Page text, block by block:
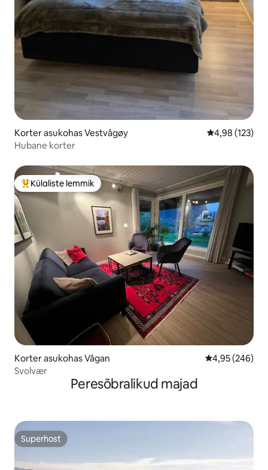
Korter asukohas Vestvågøy Keskmine
4,98 (123)
Hubane korter
Külaliste suur lemmik
Külaliste lemmik
Korter asukohas Vågan Keskmine
4,95 (246)
Svolvær
Peresõbralikud majad
Superhost
Superhost